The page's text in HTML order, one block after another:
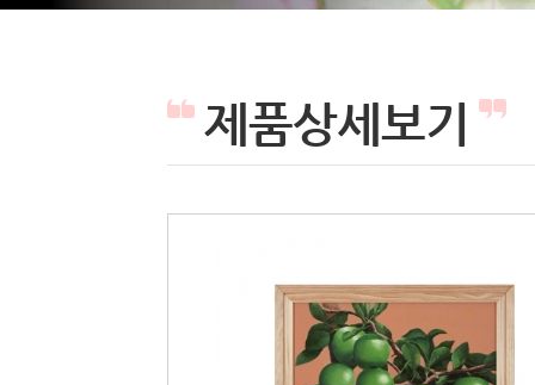
제품상세보기